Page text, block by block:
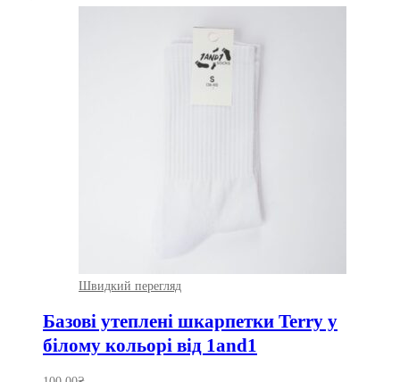
Швидкий перегляд
Базові утеплені шкарпетки Terry у
білому кольорі від 1and1